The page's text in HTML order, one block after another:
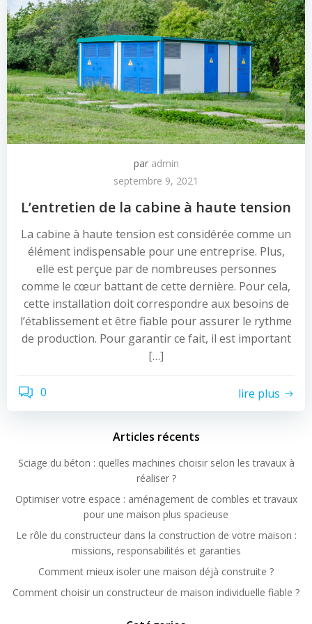
par admin
septembre 9, 2021
L’entretien de la cabine à haute tension
La cabine à haute tension est considérée comme un
élément indispensable pour une entreprise. Plus,
elle est perçue par de nombreuses personnes
comme le cœur battant de cette dernière. Pour cela,
cette installation doit correspondre aux besoins de
l’établissement et être fiable pour assurer le rythme
de production. Pour garantir ce fait, il est important
[…]
0 lire plus
Articles récents
Sciage du béton : quelles machines choisir selon les travaux à
réaliser ?
Optimiser votre espace : aménagement de combles et travaux
pour une maison plus spacieuse
Le rôle du constructeur dans la construction de votre maison :
missions, responsabilités et garanties
Comment mieux isoler une maison déjà construite ?
Comment choisir un constructeur de maison individuelle fiable ?